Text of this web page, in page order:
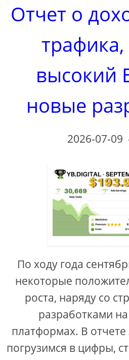
Отчет о
высокий
новые
2026-07-09
По ходу года
некоторые
роста, наряду со
разработками
платформах. В
погрузимся в цифры,